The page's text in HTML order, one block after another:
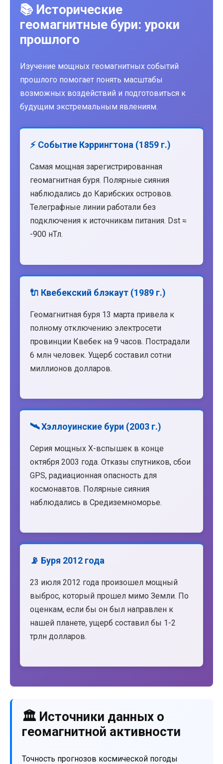
📚 Исторические
геомагнитные бури: уроки
прошлого
Изучение мощных геомагнитных событий
прошлого помогает понять масштабы
возможных воздействий и подготовиться к
будущим экстремальным явлениям.
⚡ Событие Кэррингтона (1859 г.)
Самая мощная зарегистрированная
геомагнитная буря. Полярные сияния
наблюдались до Карибских островов.
Телеграфные линии работали без
подключения к источникам питания. Dst ≈
-900 нТл.
🔌 Квебекский блэкаут (1989 г.)
Геомагнитная буря 13 марта привела к
полному отключению электросети
провинции Квебек на 9 часов. Пострадали
6 млн человек. Ущерб составил сотни
миллионов долларов.
🛰️ Хэллоуинские бури (2003 г.)
Серия мощных X-вспышек в конце
октября 2003 года. Отказы спутников, сбои
GPS, радиационная опасность для
космонавтов. Полярные сияния
наблюдались в Средиземноморье.
📡 Буря 2012 года
23 июля 2012 года произошел мощный
выброс, который прошел мимо Земли. По
оценкам, если бы он был направлен к
нашей планете, ущерб составил бы 1-2
трлн долларов.
🏛️ Источники данных о
геомагнитной активности
Точность прогнозов космической погоды